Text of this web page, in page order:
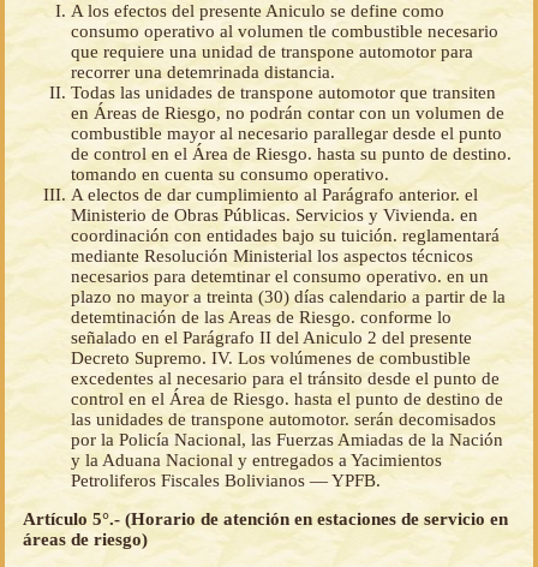
A los efectos del presente Aniculo se define como
consumo operativo al volumen tle combustible necesario
que requiere una unidad de transpone automotor para
recorrer una detemrinada distancia.
Todas las unidades de transpone automotor que transiten
en Áreas de Riesgo, no podrán contar con un volumen de
combustible mayor al necesario parallegar desde el punto
de control en el Área de Riesgo. hasta su punto de destino.
tomando en cuenta su consumo operativo.
A electos de dar cumplimiento al Parágrafo anterior. el
Ministerio de Obras Públicas. Servicios y Vivienda. en
coordinación con entidades bajo su tuición. reglamentará
mediante Resolución Ministerial los aspectos técnicos
necesarios para detemtinar el consumo operativo. en un
plazo no mayor a treinta (30) días calendario a partir de la
detemtinación de las Areas de Riesgo. conforme lo
señalado en el Parágrafo II del Aniculo 2 del presente
Decreto Supremo. IV. Los volúmenes de combustible
excedentes al necesario para el tránsito desde el punto de
control en el Área de Riesgo. hasta el punto de destino de
las unidades de transpone automotor. serán decomisados
por la Policía Nacional, las Fuerzas Amiadas de la Nación
y la Aduana Nacional y entregados a Yacimientos
Petroliferos Fiscales Bolivianos — YPFB.
Artículo 5°.- (Horario de atención en estaciones de servicio en
áreas de riesgo)